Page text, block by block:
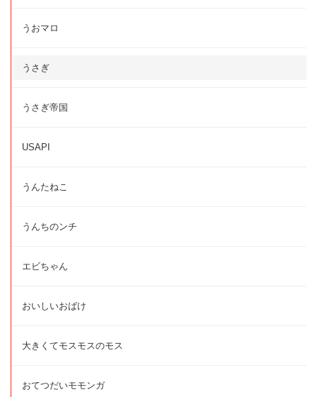
うおマロ
うさぎ
うさぎ帝国
USAPI
うんたねこ
うんちのンチ
エビちゃん
おいしいおばけ
大きくてモスモスのモス
おてつだいモモンガ